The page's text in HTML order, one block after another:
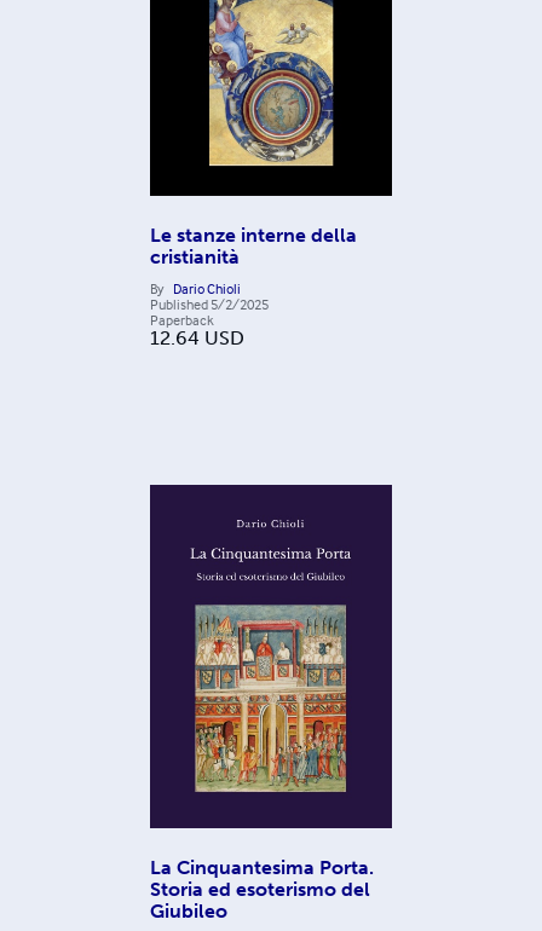
Le stanze interne della
cristianità
By Dario Chioli
Published 5/2/2025
Paperback
12.64 USD
La Cinquantesima Porta.
Storia ed esoterismo del
Giubileo